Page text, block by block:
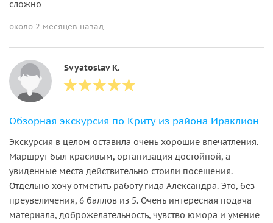
сложно
около 2 месяцев назад
Svyatoslav K.
Обзорная экскурсия по Криту из района Ираклион
Экскурсия в целом оставила очень хорошие впечатления.
Маршрут был красивым, организация достойной, а
увиденные места действительно стоили посещения.
Отдельно хочу отметить работу гида Александра. Это, без
преувеличения, 6 баллов из 5. Очень интересная подача
материала, доброжелательность, чувство юмора и умение